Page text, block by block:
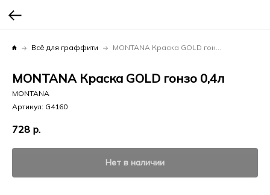
Всё для граффити MONTANA Краска GOLD гонзо 0,4л
MONTANA Краска GOLD гонзо 0,4л
MONTANA
Артикул: G4160
728 р.
Нет в наличии